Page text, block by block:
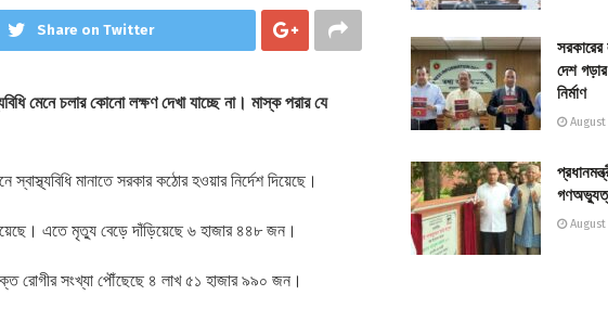
Share on Twitter
মেনে চলার কোনো লক্ষণ দেখা যাচ্ছে না। মাস্ক পরার যে
মানাতে সরকার কঠোর হওয়ার নির্দেশ দিয়েছে।
এতে মৃত্যু বেড়ে দাঁড়িয়েছে ৬ হাজার ৪৪৮ জন।
রোগীর সংখ্যা পৌঁছেছে ৪ লাখ ৫১ হাজার ৯৯০ জন।
দেশ
নির্মাণ
August
August